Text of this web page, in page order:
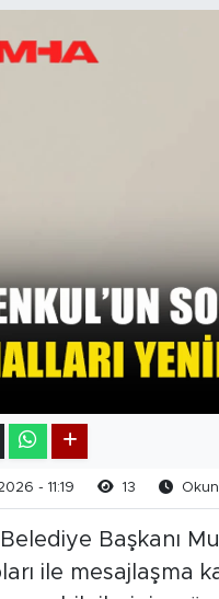
- 11:19 13
Başkanı
ile mesajlaşma